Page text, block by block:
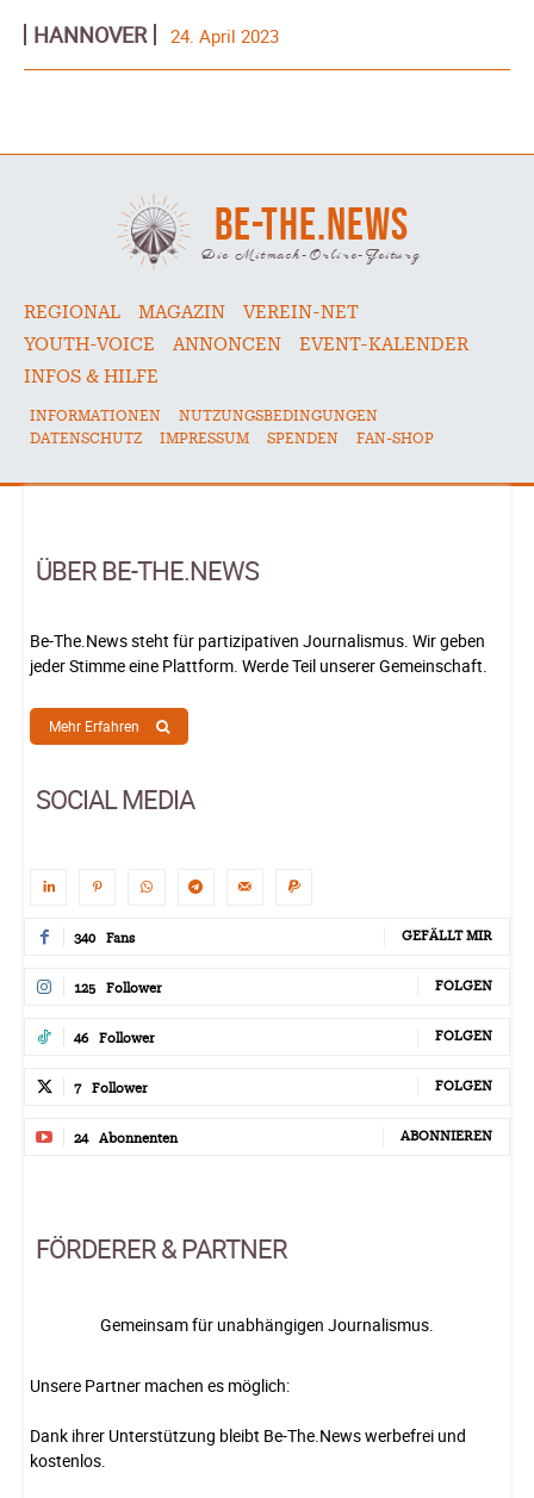
HANNOVER 24. April 2023
BE-THE.NEWS
Die Mitmach-Online-Zeitung
REGIONAL MAGAZIN
VEREIN-NET
YOUTH-VOICE
ANNONCEN
EVENT-KALENDER
INFOS & HILFE
INFORMATIONEN
NUTZUNGSBEDINGUNGEN
DATENSCHUTZ
IMPRESSUM SPENDEN FAN-SHOP
ÜBER BE-THE.NEWS
Be-The.News steht für partizipativen Journalismus. Wir geben
jeder Stimme eine Plattform. Werde Teil unserer Gemeinschaft.
Mehr Erfahren
SOCIAL MEDIA
340 Fans GEFÄLLT MIR
125 Follower FOLGEN
46 Follower FOLGEN
7 Follower FOLGEN
24 Abonnenten ABONNIEREN
FÖRDERER & PARTNER
Gemeinsam für unabhängigen Journalismus.
Unsere Partner machen es möglich:
Dank ihrer Unterstützung bleibt Be-The.News werbefrei und
kostenlos.